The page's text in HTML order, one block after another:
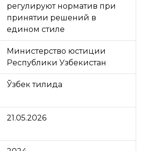
регулируют норматив при
принятии решений в
едином стиле
Министерство юстиции
Республики Узбекистан
Ўзбек тилида
21.05.2026